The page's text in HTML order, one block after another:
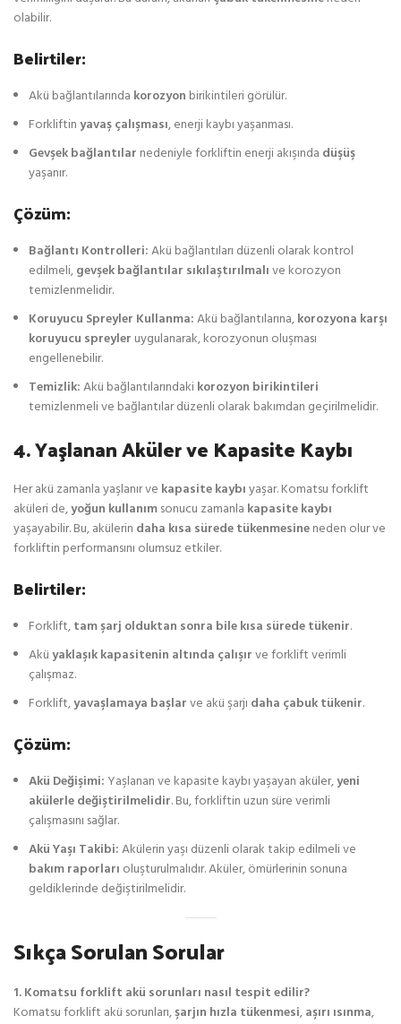
olabilir.
Belirtiler:
Akü bağlantılarında korozyon birikintileri görülür.
Forkliftinyavaş çalışması, enerji kaybı yaşanması.
Gevşek bağlantılar nedeniyle forkliftin enerji akışında düşüş
yaşanır.
Çözüm:
Bağlantı Kontrolleri:Akü bağlantıları düzenli olarak kontrol
edilmeli,gevşek bağlantılar sıkılaştırılmalıve korozyon
temizlenmelidir.
Koruyucu Spreyler Kullanma:Akü bağlantılarına,korozyona karşı
koruyucu spreyler uygulanarak, korozyonun oluşması
engellenebilir.
Temizlik:Akü bağlantılarındakikorozyon birikintileri
temizlenmeli ve bağlantılar düzenli olarak bakımdan geçirilmelidir.
4. Yaşlanan Aküler ve Kapasite Kaybı
Her akü zamanla yaşlanır ve kapasite kaybıyaşar. Komatsu forklift
aküleri de,yoğun kullanımsonucu zamanla kapasite kaybı
yaşayabilir. Bu, akülerin daha kısa sürede tükenmesineneden olur ve
forkliftin performansını olumsuz etkiler.
Belirtiler:
Forklift,tam şarj olduktan sonra bile kısa sürede tükenir.
Aküyaklaşık kapasitenin altında çalışırve forklift verimli
çalışmaz.
Forklift,yavaşlamaya başlarve akü şarjı daha çabuk tükenir.
Çözüm:
Akü Değişimi: Yaşlanan ve kapasite kaybı yaşayan aküler,yeni
akülerle değiştirilmelidir. Bu, forkliftin uzun süre verimli
çalışmasını sağlar.
Akü Yaşı Takibi:Akülerin yaşı düzenli olarak takip edilmeli ve
bakım raporları oluşturulmalıdır. Aküler, ömürlerinin sonuna
geldiklerinde değiştirilmelidir.
Sıkça Sorulan Sorular
1. Komatsu forklift akü sorunları nasıl tespit edilir?
Komatsu forklift akü sorunları,şarjın hızla tükenmesi,aşırı ısınma,